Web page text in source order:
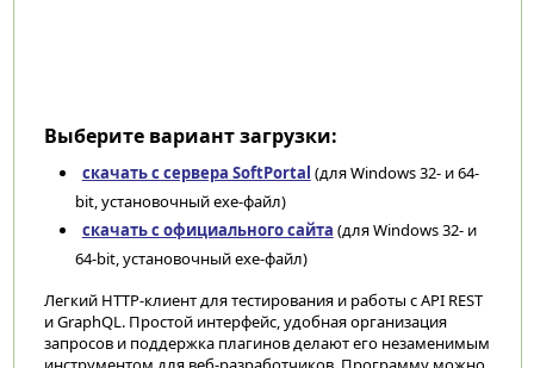
Выберите вариант загрузки:
скачать с сервера SoftPortal (для Windows 32- и 64-
bit, установочный exe-файл)
скачать с официального сайта (для Windows 32- и
64-bit, установочный exe-файл)
Легкий HTTP-клиент для тестирования и работы с API REST
и GraphQL. Простой интерфейс, удобная организация
запросов и поддержка плагинов делают его незаменимым